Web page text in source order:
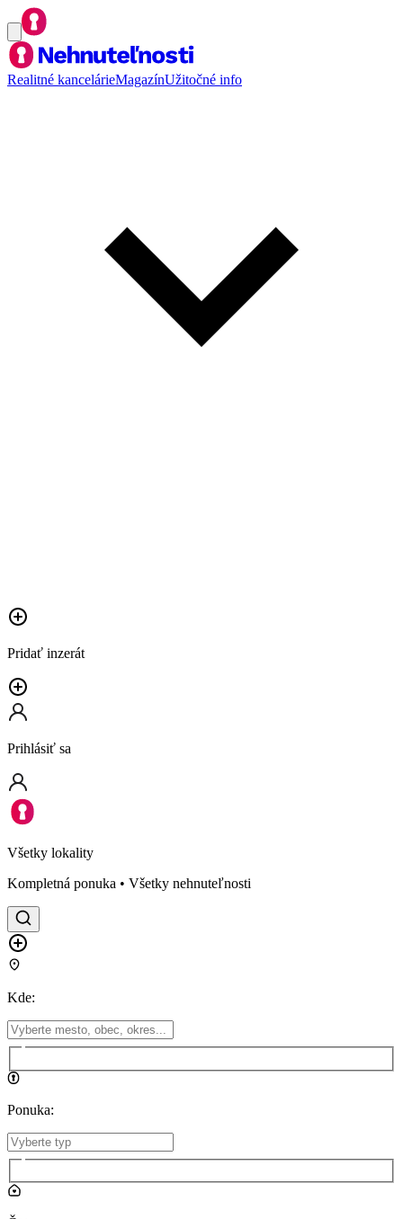
Realitné kancelárieMagazínUžitočné info
Pridať inzerát
Prihlásiť sa
Všetky lokality
Kompletná ponuka • Všetky nehnuteľnosti
Kde:
Ponuka: